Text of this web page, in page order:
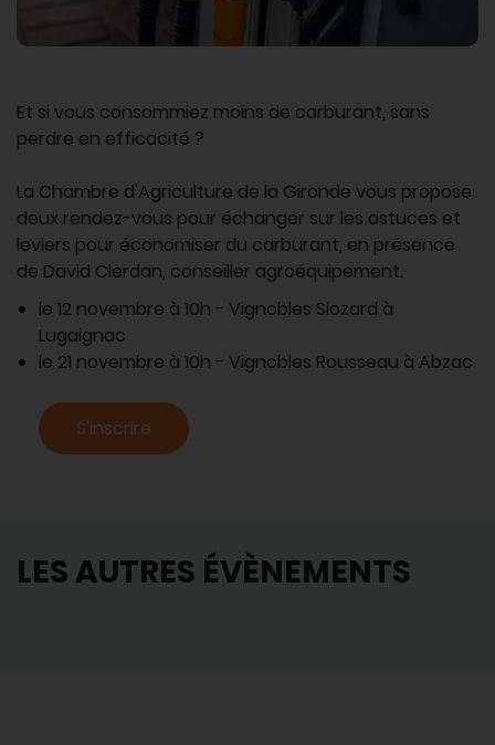
Et si vous consommiez moins de carburant, sans
perdre en efficacité ?
La Chambre d'Agriculture de la Gironde vous propose
deux rendez-vous pour échanger sur les astuces et
leviers pour économiser du carburant, en présence
de David Clerdan, conseiller agroéquipement.
le 12 novembre à 10h - Vignobles Siozard à
Lugaignac
le 21 novembre à 10h - Vignobles Rousseau à Abzac
S'inscrire
LES AUTRES ÉVÈNEMENTS